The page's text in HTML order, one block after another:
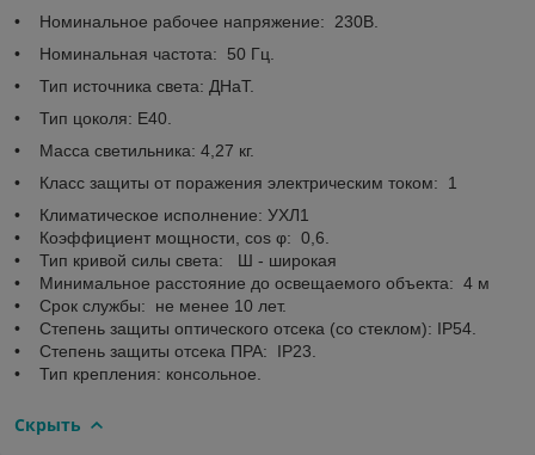
• Номинальное рабочее напряжение: 230В.
• Номинальная частота: 50 Гц.
• Тип источника света: ДНаТ.
• Тип цоколя: Е40.
• Масса светильника: 4,27 кг.
• Класс защиты от поражения электрическим током: 1
• Климатическое исполнение: УХЛ1
• Коэффициент мощности, cos φ: 0,6.
• Тип кривой силы света: Ш - широкая
• Минимальное расстояние до освещаемого объекта: 4 м
• Срок службы: не менее 10 лет.
• Степень защиты оптического отсека (со стеклом): IP54.
• Степень защиты отсека ПРА: IP23.
• Тип крепления: консольное.
Скрыть